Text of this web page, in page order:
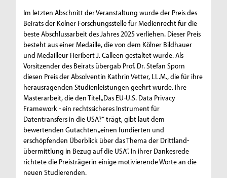
Im letzten Abschnitt der Veranstaltung wurde der Preis des
Beirats der Kölner Forschungsstelle für Medienrecht für die
beste Abschlussarbeit des Jahres 2025 verliehen. Dieser Preis
besteht aus einer Medaille, die von dem Kölner Bildhauer
und Medailleur Heribert J. Calleen gestaltet wurde. Als
Vorsitzender des Beirats übergab Prof. Dr. Stefan Sporn
diesen Preis der Absolventin Kathrin Vetter, LL.M., die für ihre
herausragenden Studienleistungen geehrt wurde. Ihre
Masterarbeit, die den Titel „Das EU-U.S. Data Privacy
Framework - ein rechtssicheres Instrument für
Datentransfers in die USA?“ trägt, gibt laut dem
bewertenden Gutachten „einen fundierten und
erschöpfenden Überblick über das Thema der Drittland­
übermittlung in Bezug auf die USA“. In ihrer Dankesrede
richtete die Preisträgerin einige motivierende Worte an die
neuen Studierenden.